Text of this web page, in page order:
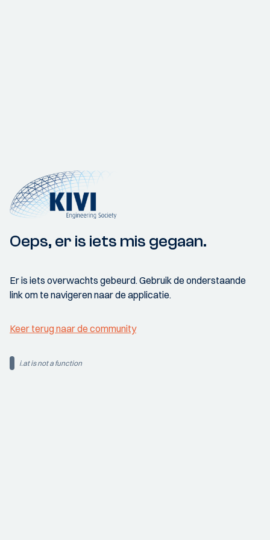
Oeps, er is iets mis gegaan.
Er is iets overwachts gebeurd. Gebruik de onderstaande
link om te navigeren naar de applicatie.
Keer terug naar de community
i.at is not a function